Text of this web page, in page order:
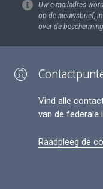
Uw e-mailadres
op de nieuwsbrief,
over de
Vind alle
van de federale
Raadpleeg de